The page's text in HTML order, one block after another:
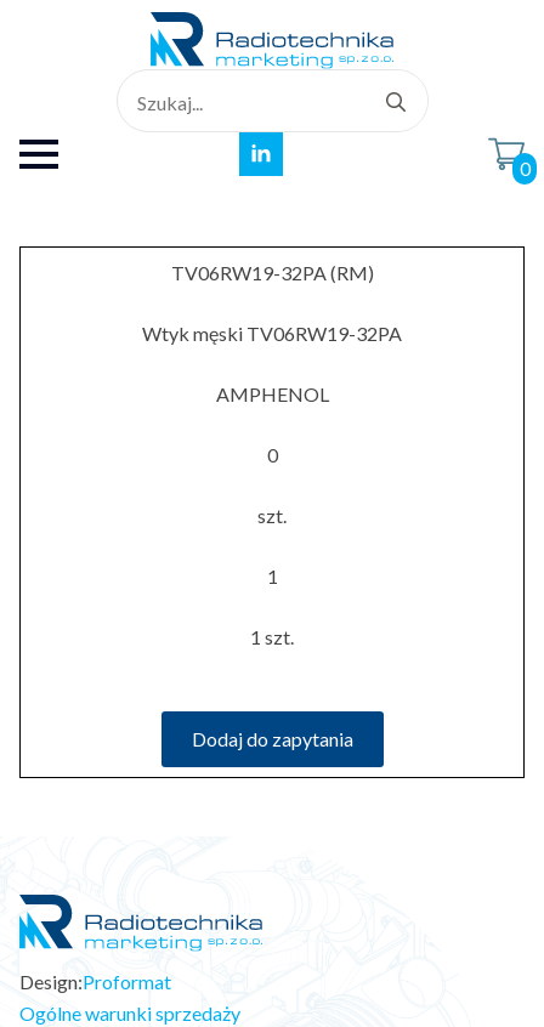
for:
0
TV06RW19-32PA (RM)
Wtyk męski TV06RW19-32PA
AMPHENOL
0
szt.
1
1 szt.
Dodaj do zapytania
Design:Proformat
Ogólne warunki sprzedaży